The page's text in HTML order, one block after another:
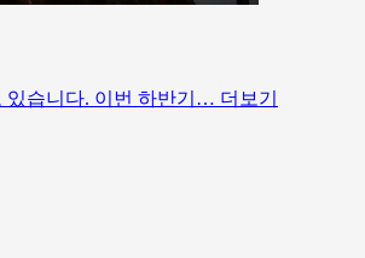
있습니다. 이번 하반기… 더보기